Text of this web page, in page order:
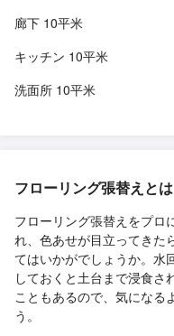
廊下 10平米
キッチン 10平米
洗面所 10平米
フローリング張替えとは
フローリング張替えをプロ
れ、色あせが目立ってきた
てはいかがでしょうか。水
しておくと土台まで浸食さ
こともあるので、気になる
う。